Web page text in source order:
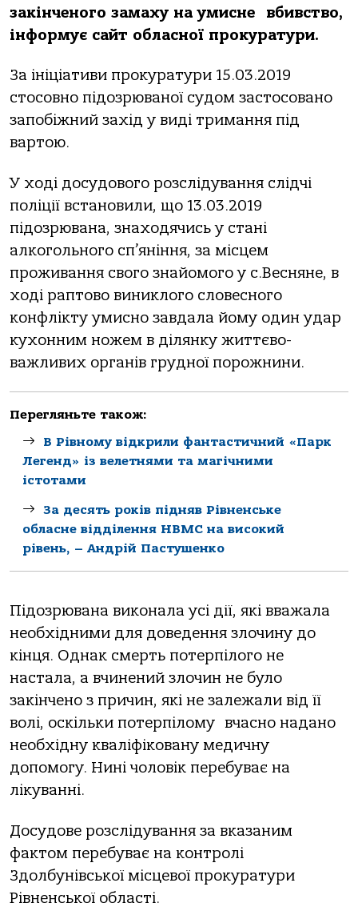
закінченого замаху на умисне
вбивство,
інформує сайт обласної прокуратури.
За ініціативи прокуратури 15.03.2019
стосовно підозрюваної судом застосовано
запобіжний захід у виді тримання під
вартою.
У ході досудового розслідування слідчі
поліції встановили, що 13.03.2019
підозрювана, знаходячись у стані
алкогольного сп’яніння, за місцем
проживання свого знайомого у с.Весняне, в
ході раптово виниклого словесного
конфлікту умисно завдала йому один удар
кухонним ножем в ділянку життєво-
важливих органів грудної порожнини.
Перегляньте також:
В Рівному відкрили фантастичний «Парк
Легенд» із велетнями та магічними
істотами
За десять років підняв Рівненське
обласне відділення НВМС на високий
рівень, – Андрій Пастушенко
Підозрювана виконала усі дії, які вважала
необхідними для доведення злочину до
кінця. Однак смерть потерпілого не
настала, а вчинений злочин не було
закінчено з причин, які не залежали від її
волі, оскільки потерпілому вчасно надано
необхідну кваліфіковану медичну
допомогу. Нині чоловік перебуває на
лікуванні.
Досудове розслідування за вказаним
фактом перебуває на контролі
Здолбунівської місцевої прокуратури
Рівненської області.